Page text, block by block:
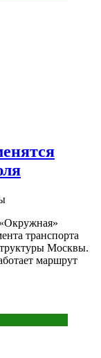
транспорта
Москвы.
маршрут